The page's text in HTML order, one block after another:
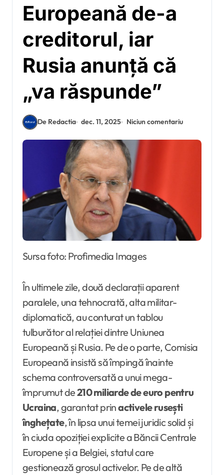
Europeană de-a
creditorul, iar
Rusia anunță că
„va răspunde”
De Redactia dec. 11, 2025 Niciun comentariu
Sursa foto: Profimedia Images
În ultimele zile, două declarații aparent
paralele, una tehnocrată, alta militar-
diplomatică, au conturat un tablou
tulburător al relației dintre Uniunea
Europeană și Rusia. Pe de o parte, Comisia
Europeană insistă să împingă înainte
schema controversată a unui mega-
împrumut de210 miliarde de euro pentru
Ucraina, garantat prinactivele rusești
înghețate, în lipsa unui temei juridic solid și
în ciuda opoziției explicite a Băncii Centrale
Europene și a Belgiei, statul care
gestionează grosul activelor. Pe de altă